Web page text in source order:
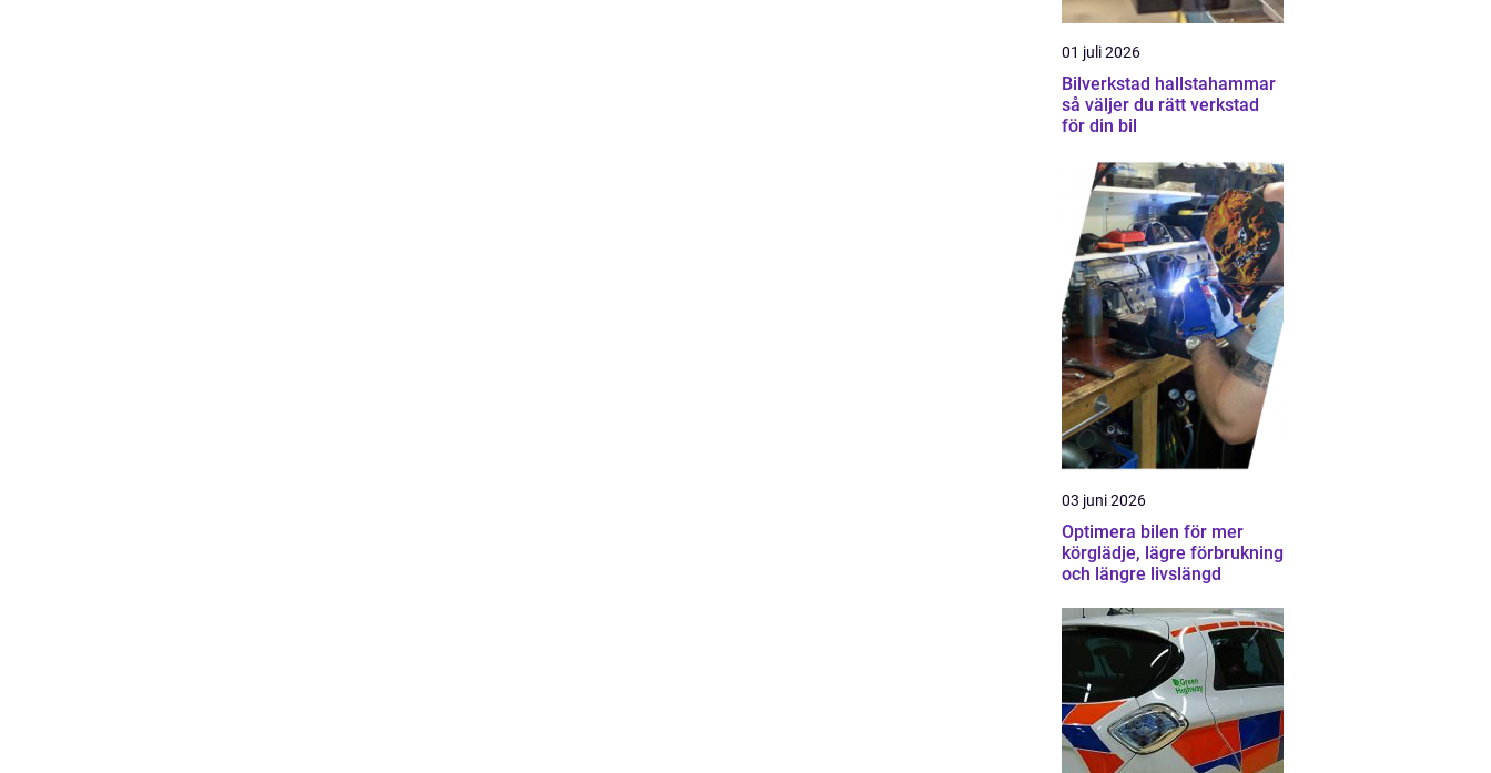
01 juli 2026
Bilverkstad hallstahammar
så väljer du rätt verkstad
för din bil
03 juni 2026
Optimera bilen för mer
körglädje, lägre förbrukning
och längre livslängd